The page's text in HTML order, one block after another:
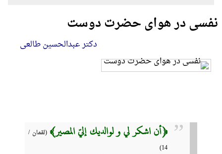
نفسی در هوای حضرت دوست
دکتر عبدالحسین طالعی
﴿أن اشکر لي و لوالدیك إليّ المصیر﴾ (لقمان /
14)